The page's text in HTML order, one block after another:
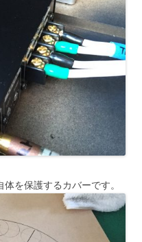
を保護するカバーです。